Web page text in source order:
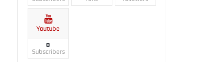
Youtube
0
Subscribers